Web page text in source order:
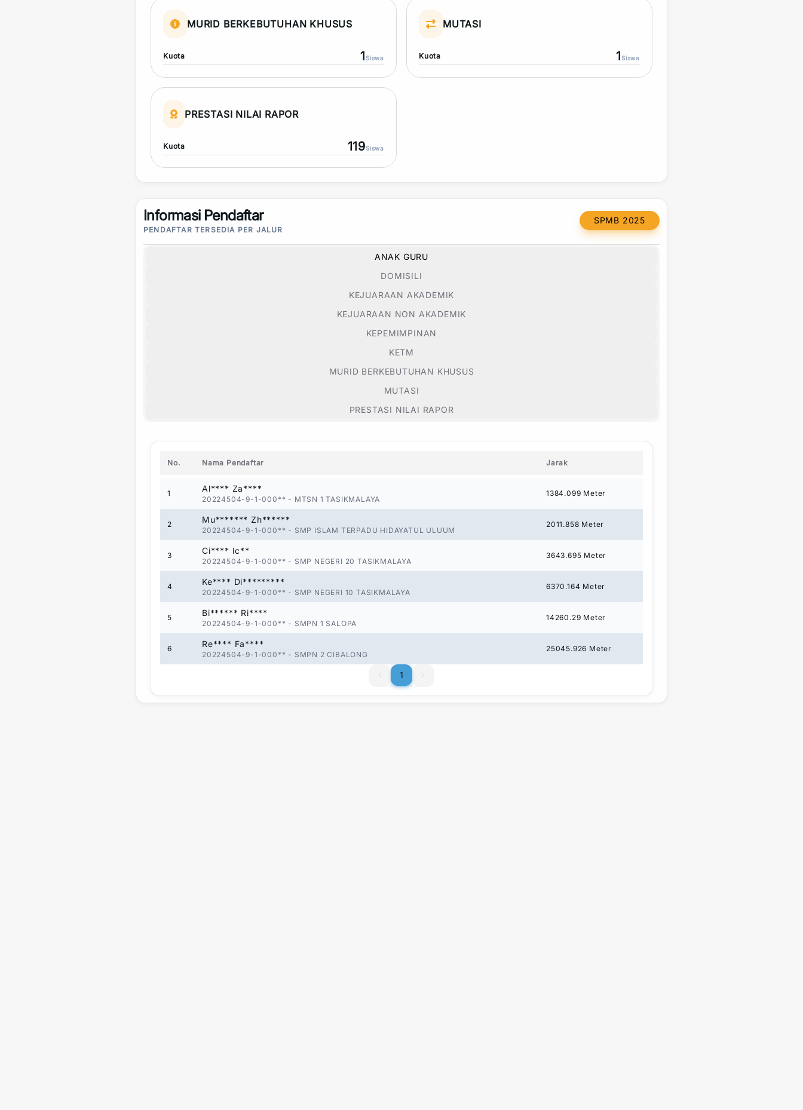
MURID BERKEBUTUHAN KHUSUS
Kuota 1Siswa
MUTASI
Kuota 1Siswa
PRESTASI NILAI RAPOR
Kuota 119Siswa
Informasi Pendaftar
PENDAFTAR TERSEDIA PER JALUR
SPMB 2025
ANAK GURU
DOMISILI
KEJUARAAN AKADEMIK
KEJUARAAN NON AKADEMIK
KEPEMIMPINAN
KETM
MURID BERKEBUTUHAN KHUSUS
MUTASI
PRESTASI NILAI RAPOR
No. Nama Pendaftar Jarak
1 Al**** Za****
20224504-9-1-000** - MTSN 1 TASIKMALAYA
1384.099 Meter
2 Mu******* Zh******
20224504-9-1-000** - SMP ISLAM TERPADU HIDAYATUL ULUUM
2011.858 Meter
3 Ci**** Ic**
20224504-9-1-000** - SMP NEGERI 20 TASIKMALAYA
3643.695 Meter
4 Ke**** Di*********
20224504-9-1-000** - SMP NEGERI 10 TASIKMALAYA
6370.164 Meter
5 Bi****** Ri****
20224504-9-1-000** - SMPN 1 SALOPA
14260.29 Meter
6 Re**** Fa****
20224504-9-1-000** - SMPN 2 CIBALONG
25045.926 Meter
1
1